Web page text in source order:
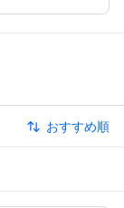
おすすめ順